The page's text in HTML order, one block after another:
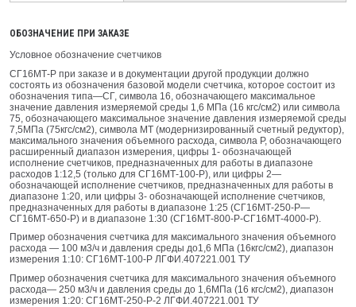
ОБОЗНАЧЕНИЕ ПРИ ЗАКАЗЕ
Условное обозначение счетчиков
СГ16МТ‑Р при заказе и в документации другой продукции должно
состоять из обозначения базовой модели счетчика, которое состоит из
обозначения типа—СГ, символа 16, обозначающего максимальное
значение давления измеряемой среды 1,6 МПа (16 кгс/см2) или символа
75, обозначающего максимальное значение давления измеряемой среды
7,5МПа (75кгс/см2), символа МТ (модернизированный счетный редуктор),
максимального значения объемного расхода, символа Р, обозначающего
расширенный диапазон измерения, цифры 1- обозначающей
исполнение счетчиков, предназначенных для работы в диапазоне
расходов 1:12,5 (только для СГ16МТ-100-Р), или цифры 2—
обозначающей исполнение счетчиков, предназначенных для работы в
диапазоне 1:20, или цифры 3- обозначающей исполнение счетчиков,
предназначенных для работы в диапазоне 1:25 (СГ16МТ‑250‑Р—
СГ16МТ-650-Р) и в диапазоне 1:30 (СГ16МТ-800-Р‑СГ16МТ-4000-Р).
Пример обозначения счетчика для максимального значения объемного
расхода — 100 м3/ч и давления среды до1,6 МПа (16кгс/см2), диапазон
измерения 1:10: СГ16МТ-100-Р ЛГФИ.407221.001 ТУ
Пример обозначения счетчика для максимального значения объемного
расхода— 250 м3/ч и давления среды до 1,6МПа (16 кгс/см2), диапазон
измерения 1:20: СГ16МТ-250-Р-2 ЛГФИ.407221.001 ТУ